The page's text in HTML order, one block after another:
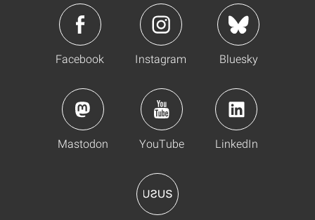
Facebook Instagram Bluesky
Mastodon YouTube LinkedIn